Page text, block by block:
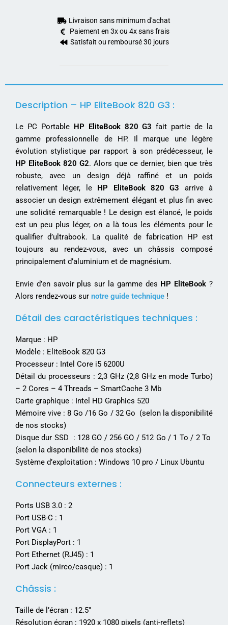
Livraison sans minimum d'achat
Paiement en 3x ou 4x sans frais
Satisfait ou remboursé 30 jours
Description – HP EliteBook 820 G3 :
Le PC Portable HP EliteBook 820 G3 fait partie de la
gamme professionnelle de HP. Il marque une légère
évolution stylistique par rapport à son prédécesseur, le
HP EliteBook 820 G2. Alors que ce dernier, bien que très
robuste, avec un design déjà raffiné et un poids
relativement léger, le HP EliteBook 820 G3 arrive à
associer un design extrêmement élégant et plus fin avec
une solidité remarquable ! Le design est élancé, le poids
est un peu plus léger, on a là tous les éléments pour le
qualifier d’ultrabook. La qualité de fabrication HP est
toujours au rendez-vous, avec un châssis composé
principalement d’aluminium et de magnésium.
Envie d’en savoir plus sur la gamme des HP EliteBook ?
Alors rendez-vous sur notre guide technique !
Détail des caractéristiques techniques :
Marque : HP
Modèle : EliteBook 820 G3
Processeur : Intel Core i5 6200U
Détail du processeurs : 2,3 GHz (2,8 GHz en mode Turbo)
– 2 Cores – 4 Threads – SmartCache 3 Mb
Carte graphique : Intel HD Graphics 520
Mémoire vive : 8 Go /16 Go / 32 Go (selon la disponibilité
de nos stocks)
Disque dur SSD : 128 GO / 256 GO / 512 Go / 1 To / 2 To
(selon la disponibilité de nos stocks)
Système d’exploitation : Windows 10 pro / Linux Ubuntu
Connecteurs externes :
Ports USB 3.0 : 2
Port USB-C : 1
Port VGA : 1
Port DisplayPort : 1
Port Ethernet (RJ45) : 1
Port Jack (mirco/casque) : 1
Châssis :
Taille de l’écran : 12.5″
Résolution écran : 1920 x 1080 pixels (anti-reflets)